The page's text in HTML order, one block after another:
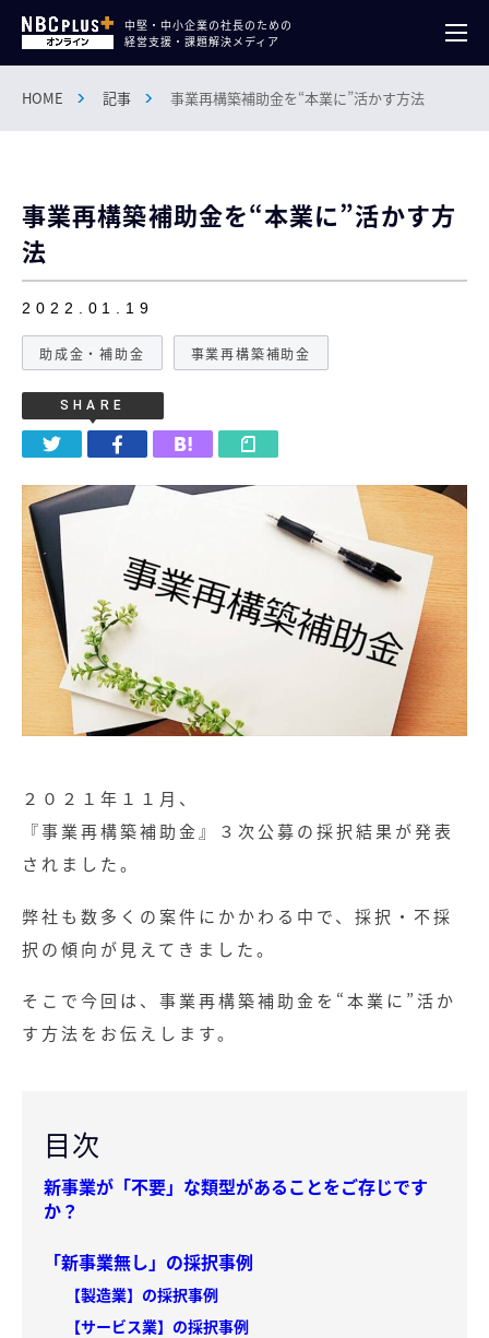
中堅・中小企業の社長のための
経営支援・課題解決メディア
HOME 記事 事業再構築補助金を“本業に”活かす方法
事業再構築補助金を“本業に”活かす方
法
2022.01.19
助成金・補助金 事業再構築補助金
SHARE
２０２１年１１月、
『事業再構築補助金』３次公募の採択結果が発表
されました。
弊社も数多くの案件にかかわる中で、採択・不採
択の傾向が見えてきました。
そこで今回は、事業再構築補助金を“本業に”活か
す方法をお伝えします。
目次
新事業が「不要」な類型があることをご存じです
か？
「新事業無し」の採択事例
【製造業】の採択事例
【サービス業】の採択事例